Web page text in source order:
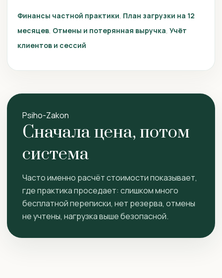
Финансы частной практики План загрузки на 12
месяцев Отмены и потерянная выручка Учёт
клиентов и сессий
Psiho-Zakon
Сначала цена, потом
система
Часто именно расчёт стоимости показывает,
где практика проседает: слишком много
бесплатной переписки, нет резерва, отмены
не учтены, нагрузка выше безопасной.